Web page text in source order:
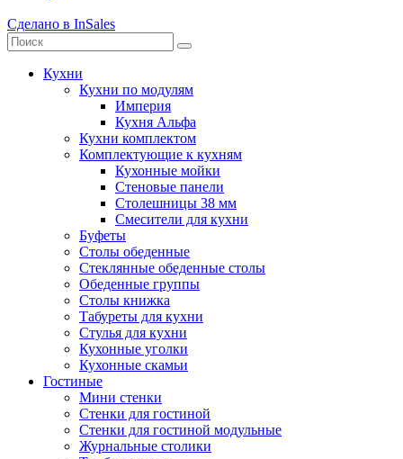
Сделано в InSales
Кухни
Кухни по модулям
Империя
Кухня Альфа
Кухни комплектом
Комплектующие к кухням
Кухонные мойки
Стеновые панели
Столешницы 38 мм
Смесители для кухни
Буфеты
Столы обеденные
Стеклянные обеденные столы
Обеденные группы
Столы книжка
Табуреты для кухни
Стулья для кухни
Кухонные уголки
Кухонные скамьи
Гостиные
Мини стенки
Стенки для гостиной
Стенки для гостиной модульные
Журнальные столики